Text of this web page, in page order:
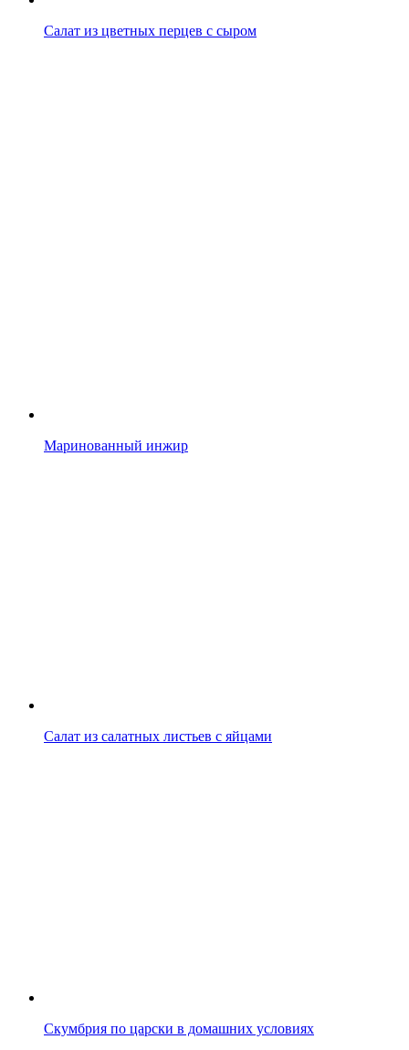
Салат из цветных перцев с сыром
Маринованный инжир
Салат из салатных листьев с яйцами
Скумбрия по царски в домашних условиях